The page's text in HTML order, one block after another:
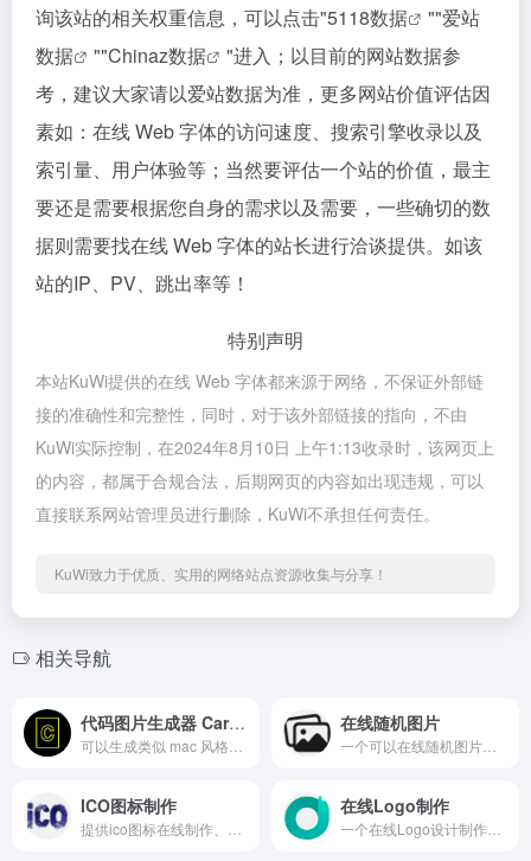
询该站的相关权重信息，可以点击"5118数据 ""爱站
数据
""Chinaz数据
"进入；以目前的网站数据参
考，建议大家请以爱站数据为准，更多网站价值评估因
素如：在线 Web 字体的访问速度、搜索引擎收录以及
索引量、用户体验等；当然要评估一个站的价值，最主
要还是需要根据您自身的需求以及需要，一些确切的数
据则需要找在线 Web 字体的站长进行洽谈提供。如该
站的IP、PV、跳出率等！
特别声明
本站KuWi提供的在线 Web 字体都来源于网络，不保证外部链
接的准确性和完整性，同时，对于该外部链接的指向，不由
KuWi实际控制，在2024年8月10日 上午1:13收录时，该网页上
的内容，都属于合规合法，后期网页的内容如出现违规，可以
直接联系网站管理员进行删除，KuWi不承担任何责任。
KuWi致力于优质、实用的网络站点资源收集与分享！
相关导航
代码图片生成器 Carbon 在线随机图片
ICO图标制作 在线Logo制作